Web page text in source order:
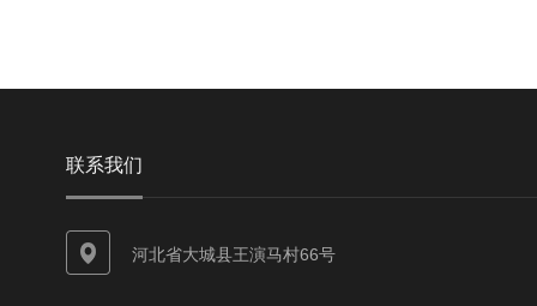
联系我们
河北省大城县王演马村66号